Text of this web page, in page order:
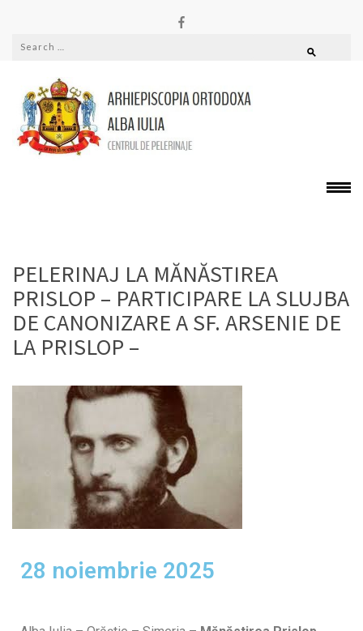
PELERINAJ LA MĂNĂSTIREA
PRISLOP – PARTICIPARE LA SLUJBA
DE CANONIZARE A SF. ARSENIE DE
LA PRISLOP –
28 noiembrie 2025